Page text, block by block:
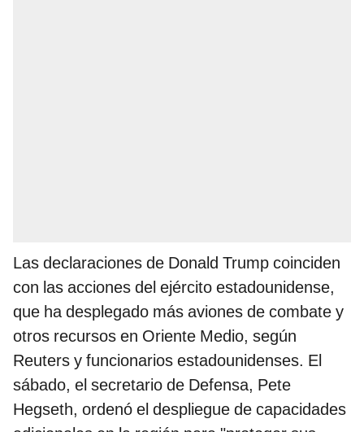
Las declaraciones de Donald Trump coinciden
con las acciones del ejército estadounidense,
que ha desplegado más aviones de combate y
otros recursos en Oriente Medio, según
Reuters y funcionarios estadounidenses. El
sábado, el secretario de Defensa, Pete
Hegseth, ordenó el despliegue de capacidades